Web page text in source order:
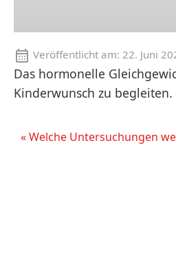
Veröffentlicht am: 22. Juni
Das hormonelle
Kinderwunsch zu begleiten.
« Welche Untersuchungen